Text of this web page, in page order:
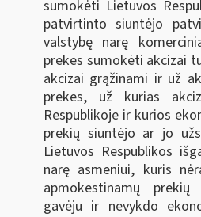
sumokėti Lietuvos
patvirtinto siuntėjo
valstybę narę
prekes sumokėti akcizai
akcizai grąžinami ir už
prekes, už kurias
Respublikoje ir kurios
prekių siuntėjo ar jo
Lietuvos Respublikos
narę asmeniui, kuris
apmokestinamų
gavėju ir nevykdo